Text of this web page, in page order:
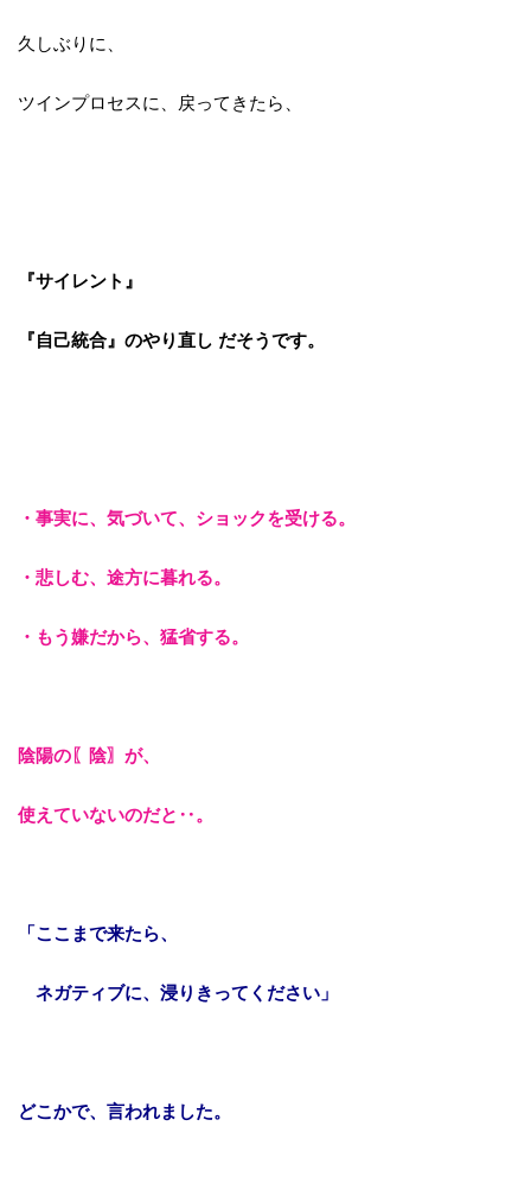
久しぶりに、
ツインプロセスに、戻ってきたら、
『サイレント』
『自己統合』のやり直し だそうです。
・事実に、気づいて、 ショックを受ける。
・悲しむ、途方に暮れる。
・もう嫌だから、猛省する。
陰陽の〖陰〗が、
使えていないのだと‥。
「ここまで来たら、
ネガティブに、浸りきってください」
どこかで、言われました。